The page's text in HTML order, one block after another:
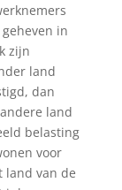
in
zijn
land
dan
land
belasting
voor
land van de